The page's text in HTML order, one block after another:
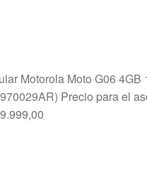
Motorola Moto G06 4GB
Precio para el